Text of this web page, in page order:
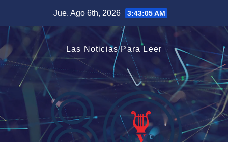
contenido
Jue. Ago 6th, 2026 3:43:05 AM
Las Noticias Para Leer